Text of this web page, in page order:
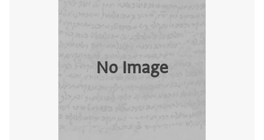
No Image